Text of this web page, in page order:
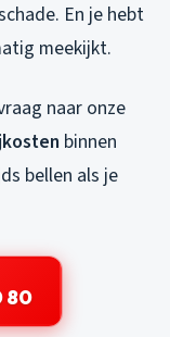
En je hebt
meekijkt.
naar onze
binnen
bellen als je
80